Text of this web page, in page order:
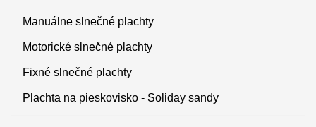
Manuálne slnečné plachty
Motorické slnečné plachty
Fixné slnečné plachty
Plachta na pieskovisko - Soliday sandy